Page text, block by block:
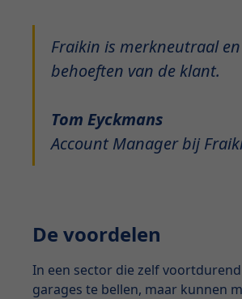
Fraikin is merkneutraal
behoeften van de klant.
Tom Eyckmans
Account Manager bij
De voordelen
In een sector die zelf
garages te bellen, maar kunnen